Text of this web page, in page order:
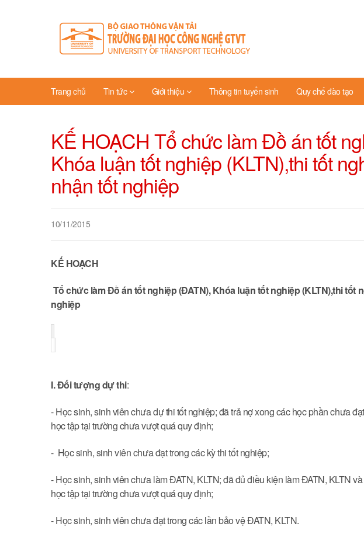
Trang chủ Tin tức Giới thiệu Thông tin tuyển sinh Quy chế đào tạo
KẾ HOẠCH Tổ chức làm Đồ án tốt
Khóa luận tốt nghiệp (KLTN),thi tốt
nhận tốt nghiệp
10/11/2015
KẾ HOẠCH
Tổ chức làm Đồ án tốt nghiệp (ĐATN), Khóa luận tốt nghiệp (KLTN),thi tốt
nghiệp
I.Đối tượng dự thi:
- Học sinh, sinh viên chưa dự thi tốt nghiệp; đã trả nợ xong các học phần chưa
học tập tại trường chưa vượt quá quy định;
- Học sinh, sinh viên chưa đạt trong các kỳ thi tốt nghiệp;
- Học sinh, sinh viên chưa làm ĐATN, KLTN; đã đủ điều kiện làm ĐATN, KLTN
học tập tại trường chưa vượt quá quy định;
- Học sinh, sinh viên chưa đạt trong các lần bảo vệ ĐATN, KLTN.